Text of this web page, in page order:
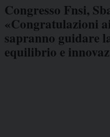
Congresso Fnsi,
«Congratulazioni
sapranno guidare
equilibrio e